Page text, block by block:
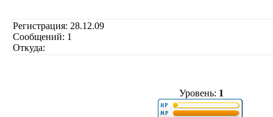
Регистрация: 28.12.09
Сообщений: 1
Откуда:
Уровень: 1